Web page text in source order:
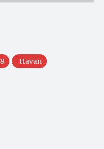
Havan